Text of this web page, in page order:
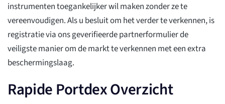
instrumenten toegankelijker wil maken zonder ze te
vereenvoudigen. Als u besluit om het verder te verkennen, is
registratie via ons geverifieerde partnerformulier de
veiligste manier om de markt te verkennen met een extra
beschermingslaag.
Rapide Portdex Overzicht